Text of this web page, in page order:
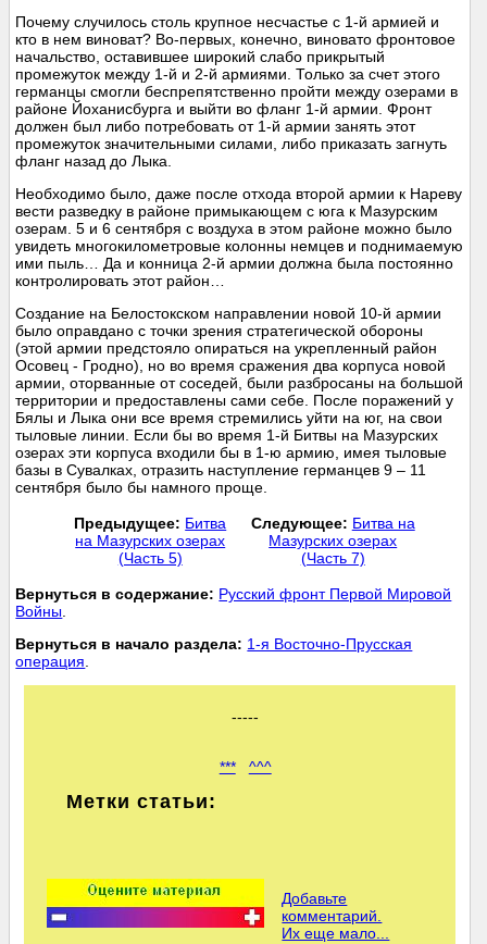
Почему случилось столь крупное несчастье с 1-й армией и
кто в нем виноват? Во-первых, конечно, виновато фронтовое
начальство, оставившее широкий слабо прикрытый
промежуток между 1-й и 2-й армиями. Только за счет этого
германцы смогли беспрепятственно пройти между озерами в
районе Йоханисбурга и выйти во фланг 1-й армии. Фронт
должен был либо потребовать от 1-й армии занять этот
промежуток значительными силами, либо приказать загнуть
фланг назад до Лыка.
Необходимо было, даже после отхода второй армии к Нареву
вести разведку в районе примыкающем с юга к Мазурским
озерам. 5 и 6 сентября с воздуха в этом районе можно было
увидеть многокилометровые колонны немцев и поднимаемую
ими пыль… Да и конница 2-й армии должна была постоянно
контролировать этот район…
Создание на Белостокском направлении новой 10-й армии
было оправдано с точки зрения стратегической обороны
(этой армии предстояло опираться на укрепленный район
Осовец - Гродно), но во время сражения два корпуса новой
армии, оторванные от соседей, были разбросаны на большой
территории и предоставлены сами себе. После поражений у
Бялы и Лыка они все время стремились уйти на юг, на свои
тыловые линии. Если бы во время 1-й Битвы на Мазурских
озерах эти корпуса входили бы в 1-ю армию, имея тыловые
базы в Сувалках, отразить наступление германцев 9 – 11
сентября было бы намного проще.
Предыдущее: Битва
на Мазурских озерах
(Часть 5)
Следующее: Битва на
Мазурских озерах
(Часть 7)
Вернуться в содержание: Русский фронт Первой Мировой
Войны
Вернуться в начало раздела: 1-я Восточно-Прусская
операция
-----
*** ^^^
Метки статьи:
Добавьте
комментарий.
Их еще мало...